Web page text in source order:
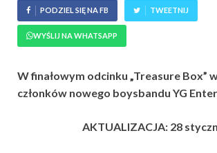
PODZIEL SIĘ NA FB TWEETNIJ
WYŚLIJ NA WHATSAPP
W finałowym odcinku „Treasure Box”
członków nowego boysbandu YG
AKTUALIZACJA: 28